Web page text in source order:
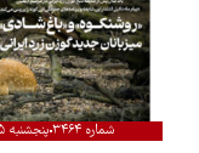
شماره ۳۴۶۴ پنجشنبه ۱۵مرداد ۱۴۰۵